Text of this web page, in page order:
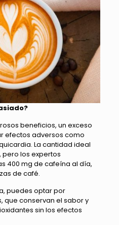
beneficios, un exceso
efectos adversos como
La cantidad ideal
los expertos
400 mg de cafeína al día,
de café.
puedes optar por
conservan el sabor y
sin los efectos